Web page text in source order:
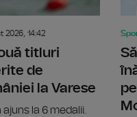
2026, 14:42
titluri
de
la Varese
la 6 medalii.